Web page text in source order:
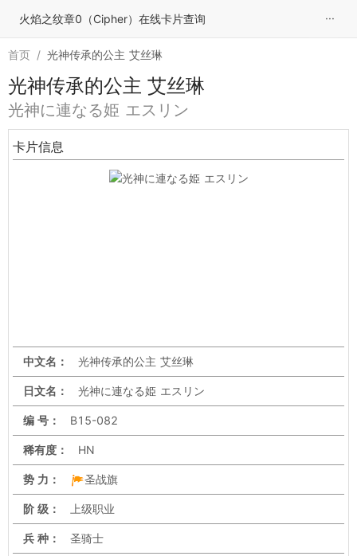
火焰之纹章0（Cipher）在线卡片查询 ···
首页 / 光神传承的公主 艾丝琳
光神传承的公主 艾丝琳
光神に連なる姫 エスリン
卡片信息
中文名： 光神传承的公主 艾丝琳
日文名： 光神に連なる姫 エスリン
编 号： B15-082
稀有度： HN
势 力： 圣战旗
阶 级： 上级职业
兵 种： 圣骑士